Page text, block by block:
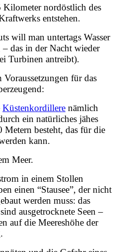
Kilometer nordöstlich des
entstehen.
will man untertags Wasser
das in der Nacht wieder
Turbinen antreibt).
für das
Küstenkordillere nämlich
ein natürliches jähes
besteht, das für die
kann.
Meer.
in einem Stollen
einen “Stausee”, der nicht
werden muss: das
ausgetrocknete Seen –
auf die Meereshöhe der